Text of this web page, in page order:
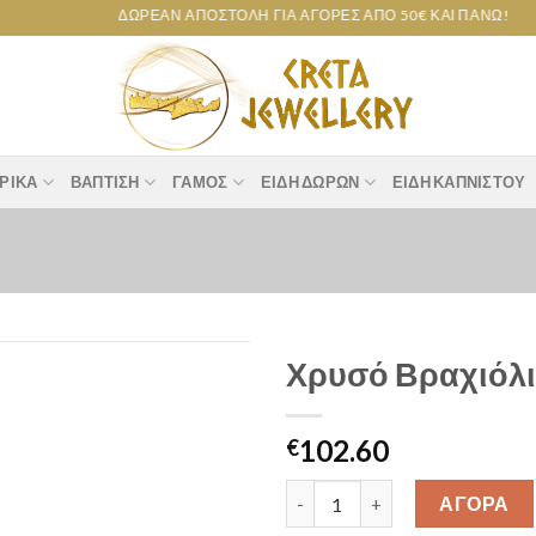
ΔΩΡΕΆΝ ΑΠΟΣΤΟΛΉ ΓΙΑ ΑΓΟΡΈΣ ΑΠΌ 50€ ΚΑΙ ΠΆΝΩ!
ΒΆΠΤΙΣΗ ΓΆΜΟΣ ΕΊΔΗ ΔΏΡΩΝ ΕΊΔΗ ΚΑΠΝΙΣΤΟΎ
Χρυσό
€102.60
Χρυσό Βραχιόλι Μπλε Μάτι
ΑΓΟΡΑ